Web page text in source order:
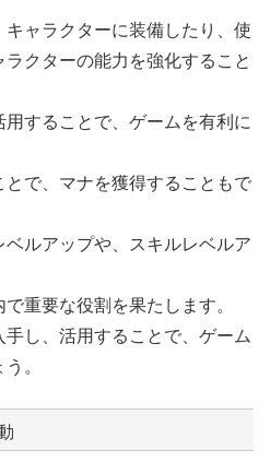
ャラクターに装備したり、使
クターの能力を強化すること
することで、ゲームを有利に
で、マナを獲得することもで
ルアップや、スキルレベルア
重要な役割を果たします。
し、活用することで、ゲーム
。